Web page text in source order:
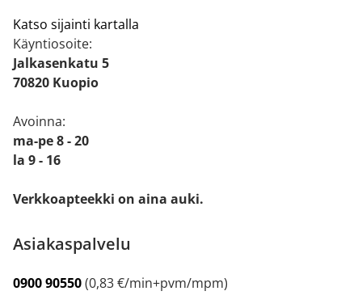
Katso sijainti kartalla
Käyntiosoite:
Jalkasenkatu 5
70820 Kuopio
Avoinna:
ma-pe 8 - 20
la 9 - 16
Verkkoapteekki on aina auki.
Asiakaspalvelu
0900 90550(0,83 €/min+pvm/mpm)